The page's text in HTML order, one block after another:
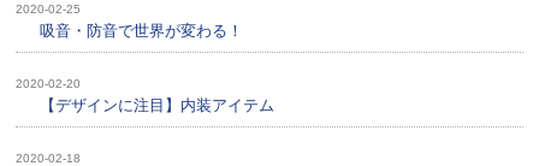
2020-02-25
吸音・防音で世界が変わる！
2020-02-20
【デザインに注目】内装アイテム
2020-02-18